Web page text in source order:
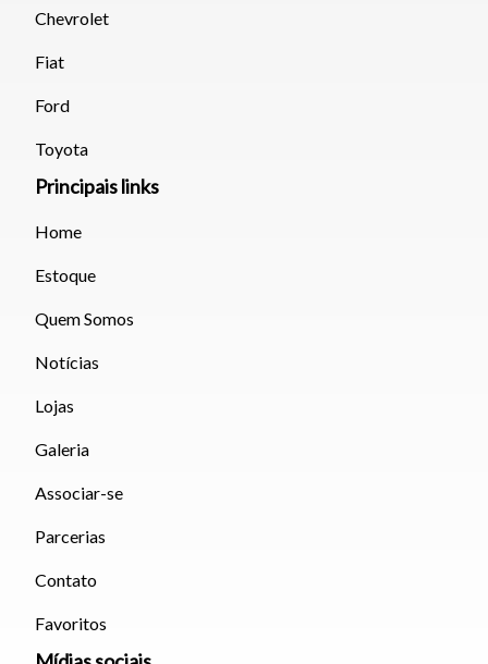
Chevrolet
Fiat
Ford
Toyota
Principais links
Home
Estoque
Quem Somos
Notícias
Lojas
Galeria
Associar-se
Parcerias
Contato
Favoritos